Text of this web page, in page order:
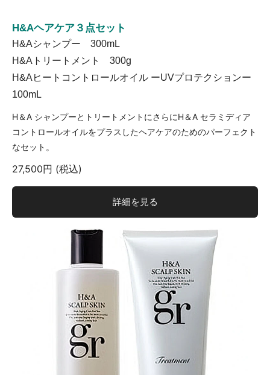
H&Aヘアケア３点セット
H&Aシャンプー 300mL
H&Aトリートメント 300g
H&Aヒートコントロールオイル ーUVプロテクションー
100mL
H＆A シャンプーとトリートメントにさらにH＆A セラミディア
コントロールオイルをプラスしたヘアケアのためのパーフェクト
なセット。
27,500円 (税込)
詳細を見る